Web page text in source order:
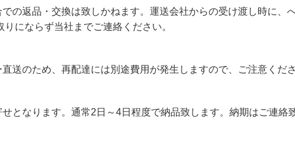
の返品・交換は致しかねます。運送会社からの受け渡し時に、
にならず当社までご連絡ください。
送のため、再配達には別途費用が発生しますので、ご注意くださ
となります。通常2日～4日程度で納品致します。納期はご連絡